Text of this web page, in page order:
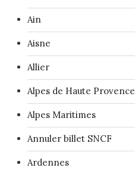
Ain
Aisne
Allier
Alpes de Haute Provence
Alpes Maritimes
Annuler billet SNCF
Ardennes